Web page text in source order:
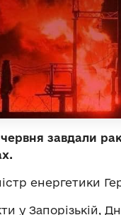
завдали
енергетики
у Запорізькій,